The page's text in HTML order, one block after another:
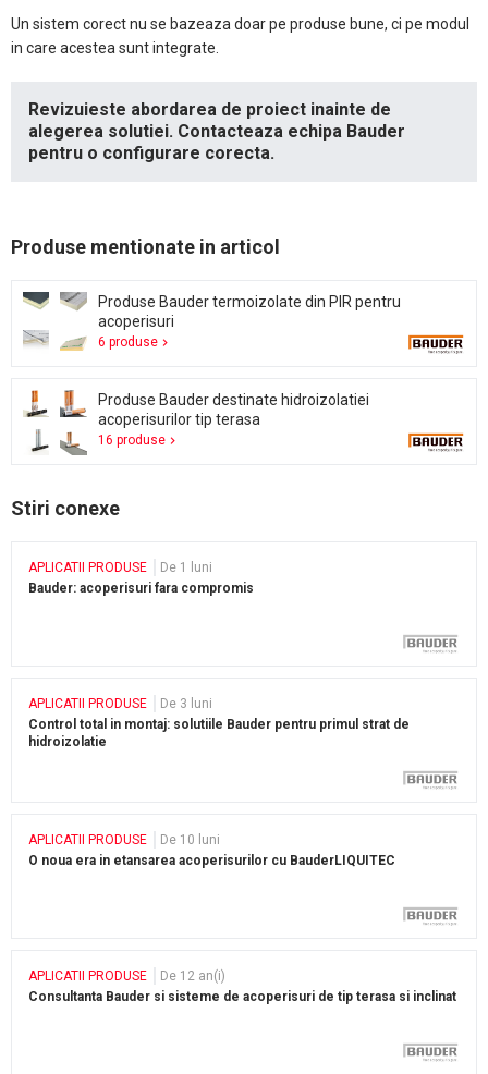
Un sistem corect nu se bazeaza doar pe produse bune, ci pe modul
in care acestea sunt integrate.
Revizuieste abordarea de proiect inainte de
alegerea solutiei. Contacteaza echipa Bauder
pentru o configurare corecta.
Produse mentionate in articol
Produse Bauder termoizolate din PIR pentru
acoperisuri
6 produse
Produse Bauder destinate hidroizolatiei
acoperisurilor tip terasa
16 produse
Stiri conexe
APLICATII PRODUSE
De 1 luni
Bauder: acoperisuri fara compromis
APLICATII PRODUSE
De 3 luni
Control total in montaj: solutiile Bauder pentru primul strat de
hidroizolatie
APLICATII PRODUSE
De 10 luni
O noua era in etansarea acoperisurilor cu BauderLIQUITEC
APLICATII PRODUSE
De 12 an(i)
Consultanta Bauder si sisteme de acoperisuri de tip terasa si inclinat